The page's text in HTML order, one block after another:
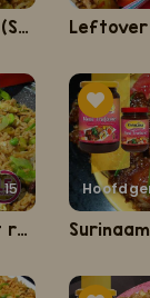
Snelle Nasi Trafasie (Surinaamse Nasi) Leftover
15
Nasi Kip Heerlijk met rode kidneybonen